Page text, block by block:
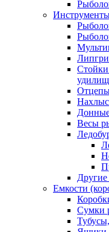
удилищ
Отцепы
Весы
Емкости
Сумки